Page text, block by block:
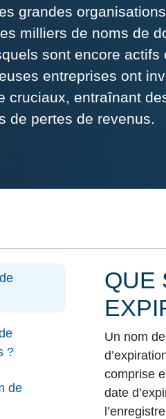
grandes
milliers de noms de
sont encore
entreprises ont
cruciaux, entraînant
de pertes de revenus.
?
de
QUE
Un nom
comprise
date